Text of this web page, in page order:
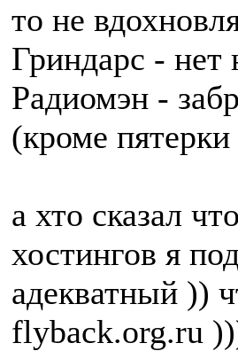
то не
Гриндарс - нет
Радиомэн -
(кроме
а хто сказал
хостингов я
адекватный ))
flyback.org.ru